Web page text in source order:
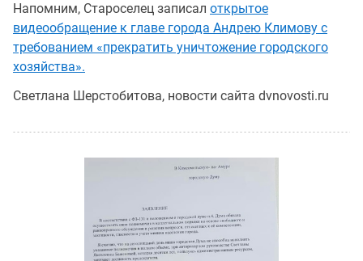
Напомним, Староселец записал открытое
видеообращение к главе города Андрею Климову с
требованием «прекратить уничтожение городского
хозяйства».
Светлана Шерстобитова, новости сайта dvnovosti.ru